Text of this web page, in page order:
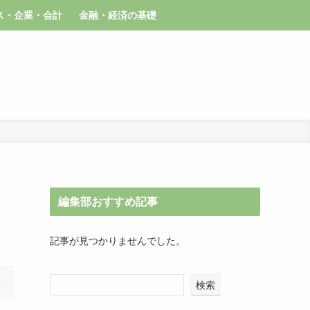
・企業・会計 金融・経済の基礎
編集部おすすめ記事
記事が見つかりませんでした。
検索